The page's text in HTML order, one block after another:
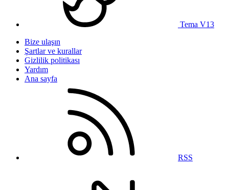
Tema V13
Bize ulaşın
Şartlar ve kurallar
Gizlilik politikası
Yardım
Ana sayfa
RSS